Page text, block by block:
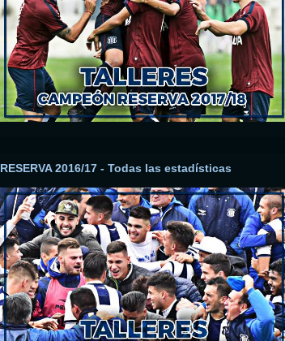
RESERVA 2016/17 - Todas las estadísticas